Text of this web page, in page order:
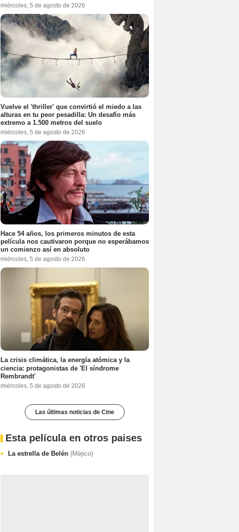
miércoles, 5 de agosto de 2026
Vuelve el 'thriller' que convirtió el miedo a las
alturas en tu peor pesadilla: Un desafío más
extremo a 1.500 metros del suelo
miércoles, 5 de agosto de 2026
Hace 54 años, los primeros minutos de esta
película nos cautivaron porque no esperábamos
un comienzo así en absoluto
miércoles, 5 de agosto de 2026
La crisis climática, la energía atómica y la
ciencia: protagonistas de 'El síndrome
Rembrandt'
miércoles, 5 de agosto de 2026
Las últimas noticias de Cine
Esta película en otros paises
La estrella de Belén (Méjico)